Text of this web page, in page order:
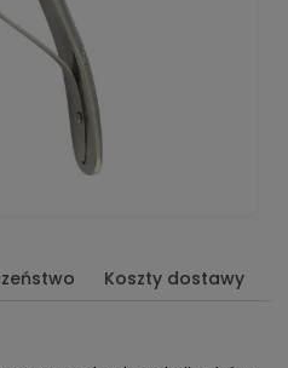
Koszty dostawy